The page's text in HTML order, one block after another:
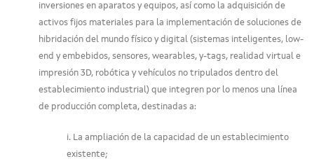
inversiones en aparatos y equipos, así como la adquisición de
activos fijos materiales para la implementación de soluciones de
hibridación del mundo físico y digital (sistemas inteligentes, low-
end y embebidos, sensores, wearables, y-tags, realidad virtual e
impresión 3D, robótica y vehículos no tripulados dentro del
establecimiento industrial) que integren por lo menos una línea
de producción completa, destinadas a:
i. La ampliación de la capacidad de un establecimiento
existente;